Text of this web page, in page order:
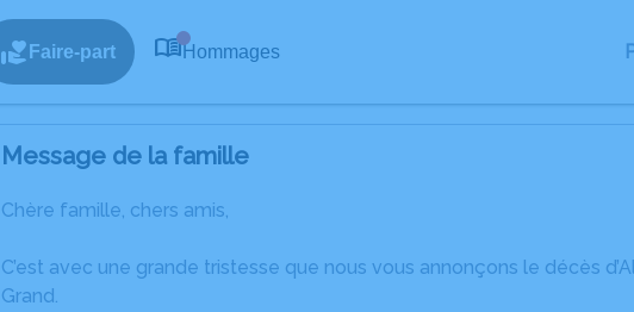
Faire-part Hommages
Message de la famille
Chère famille, chers amis,
C’est avec une grande tristesse que nous vous annonçons le décès
Grand.